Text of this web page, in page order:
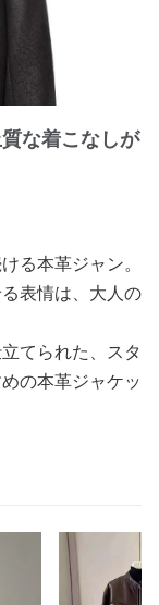
な着こなしが
る本革ジャン。
表情は、大人の
てられた、スタ
の本革ジャケッ